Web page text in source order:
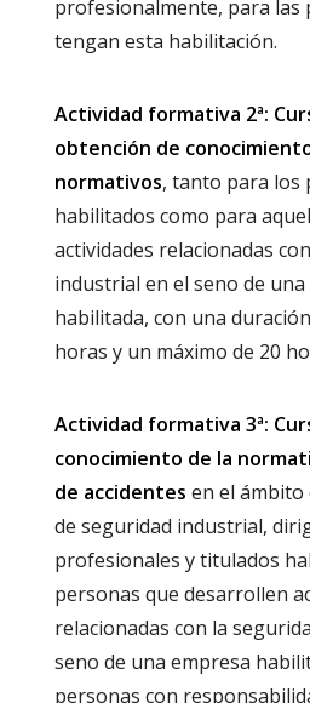
profesionalmente, para las
tengan esta habilitación.
Actividad formativa 2ª:
obtención de
normativos, tanto para los
habilitados como para
actividades relacionadas
industrial en el seno de
habilitada, con una
horas y un máximo de 20
Actividad formativa 3ª:
conocimiento de la
de accidentes en el ámbito
de seguridad industrial,
profesionales y titulados
personas que desarrollen
relacionadas con la
seno de una empresa
personas con